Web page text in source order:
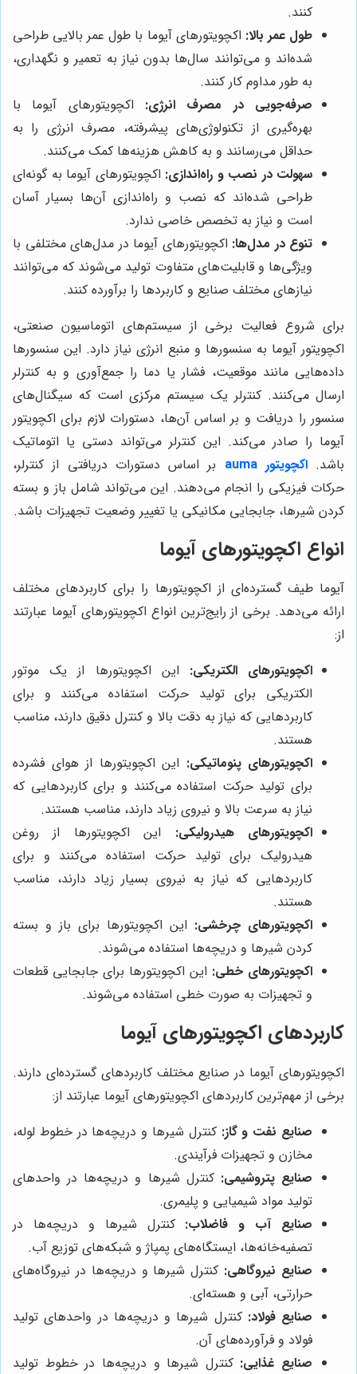
کنند.
طول عمر بالا: اکچویتورهای آیوما با طول عمر بالایی طراحی
شده‌اند و می‌توانند سال‌ها بدون نیاز به تعمیر و نگهداری،
به طور مداوم کار کنند.
صرفه‌جویی در مصرف انرژی: اکچویتورهای آیوما با
بهره‌گیری از تکنولوژی‌های پیشرفته، مصرف انرژی را به
حداقل می‌رسانند و به کاهش هزینه‌ها کمک می‌کنند.
سهولت در نصب و راه‌اندازی: اکچویتورهای آیوما به گونه‌ای
طراحی شده‌اند که نصب و راه‌اندازی آن‌ها بسیار آسان
است و نیاز به تخصص خاصی ندارد.
تنوع در مدل‌ها: اکچویتورهای آیوما در مدل‌های مختلفی با
ویژگی‌ها و قابلیت‌های متفاوت تولید می‌شوند که می‌توانند
نیازهای مختلف صنایع و کاربردها را برآورده کنند.
برای شروع فعالیت برخی از سیستم‌های اتوماسیون صنعتی،
اکچویتور آیوما به سنسورها و منبع انرژی نیاز دارد. این سنسورها
داده‌هایی مانند موقعیت، فشار یا دما را جمع‌آوری و به کنترلر
ارسال می‌کنند.کنترلر یک سیستم مرکزی است که سیگنال‌های
سنسور را دریافت و بر اساس آن‌ها، دستورات لازم برای اکچویتور
آیوما را صادر می‌کند. این کنترلر می‌تواند دستی یا اتوماتیک
باشد.اکچویتور auma
بر اساس دستورات دریافتی از کنترلر،
حرکات فیزیکی را انجام می‌دهند. این می‌تواند شامل باز و بسته
کردن شیرها، جابجایی مکانیکی یا تغییر وضعیت تجهیزات باشد.
انواع اکچویتورهای آیوما
آیوما طیف گسترده‌ای از اکچویتورها را برای کاربردهای مختلف
ارائه می‌دهد. برخی از رایج‌ترین انواع اکچویتورهای آیوما عبارتند
از:
اکچویتورهای الکتریکی: این اکچویتورها از یک موتور
الکتریکی برای تولید حرکت استفاده می‌کنند و برای
کاربردهایی که نیاز به دقت بالا و کنترل دقیق دارند، مناسب
هستند.
اکچویتورهای پنوماتیکی: این اکچویتورها از هوای فشرده
برای تولید حرکت استفاده می‌کنند و برای کاربردهایی که
نیاز به سرعت بالا و نیروی زیاد دارند، مناسب هستند.
اکچویتورهای هیدرولیکی: این اکچویتورها از روغن
هیدرولیک برای تولید حرکت استفاده می‌کنند و برای
کاربردهایی که نیاز به نیروی بسیار زیاد دارند، مناسب
هستند.
اکچویتورهای چرخشی: این اکچویتورها برای باز و بسته
کردن شیرها و دریچه‌ها استفاده می‌شوند.
اکچویتورهای خطی: این اکچویتورها برای جابجایی قطعات
و تجهیزات به صورت خطی استفاده می‌شوند.
کاربردهای اکچویتورهای آیوما
اکچویتورهای آیوما در صنایع مختلف کاربردهای گسترده‌ای دارند.
برخی از مهم‌ترین کاربردهای اکچویتورهای آیوما عبارتند از:
صنایع نفت و گاز: کنترل شیرها و دریچه‌ها در خطوط لوله،
مخازن و تجهیزات فرآیندی.
صنایع پتروشیمی: کنترل شیرها و دریچه‌ها در واحدهای
تولید مواد شیمیایی و پلیمری.
صنایع آب و فاضلاب: کنترل شیرها و دریچه‌ها در
تصفیه‌خانه‌ها، ایستگاه‌های پمپاژ و شبکه‌های توزیع آب.
صنایع نیروگاهی: کنترل شیرها و دریچه‌ها در نیروگاه‌های
حرارتی، آبی و هسته‌ای.
صنایع فولاد: کنترل شیرها و دریچه‌ها در واحدهای تولید
فولاد و فرآورده‌های آن.
صنایع غذایی: کنترل شیرها و دریچه‌ها در خطوط تولید